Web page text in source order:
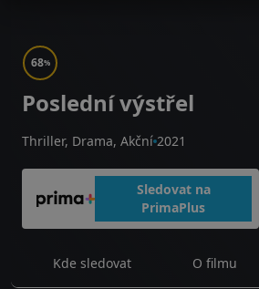
68%
Poslední výstřel
Thriller, Drama, Akční 2021
Sledovat na
PrimaPlus
Kde sledovat O filmu